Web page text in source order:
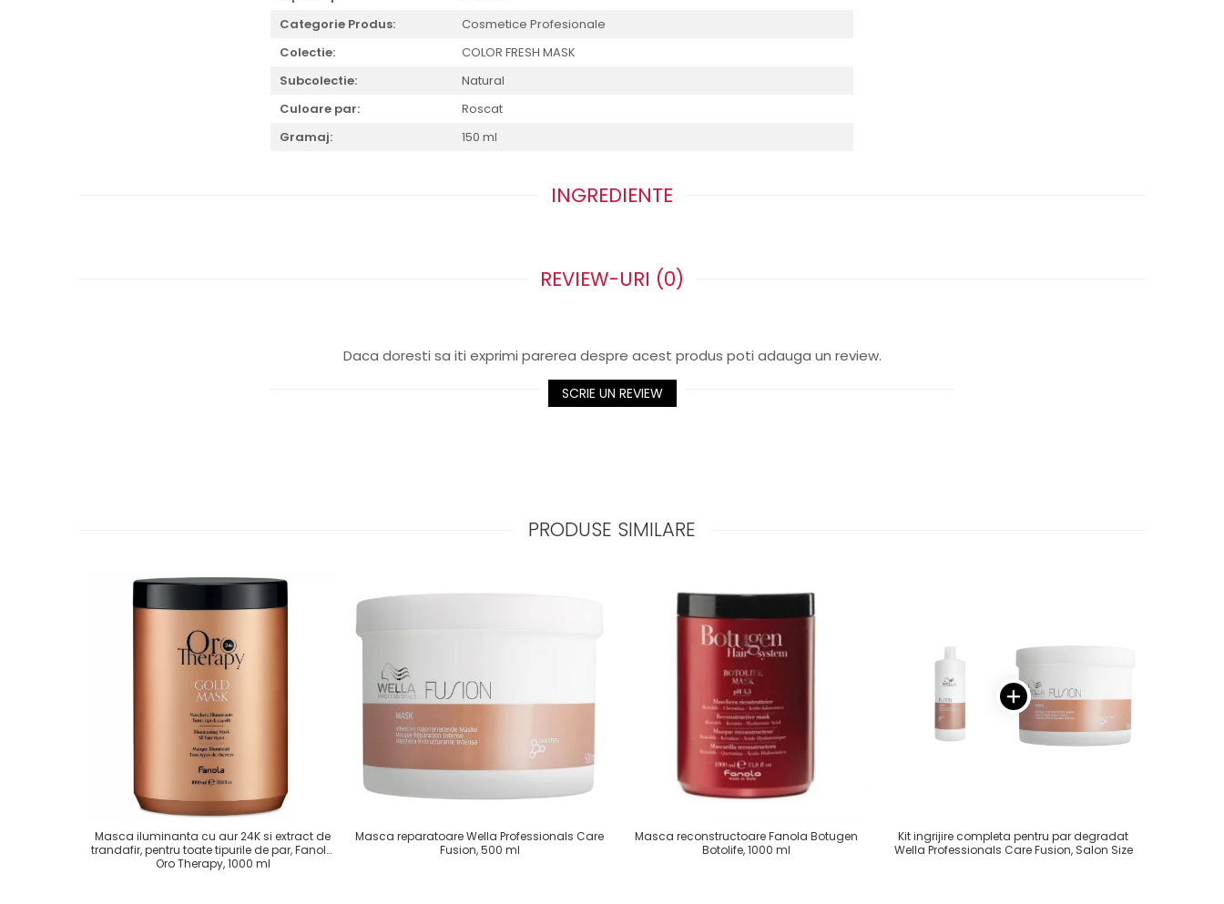
Categorie Produs:
Cosmetice Profesionale
Colectie:
COLOR FRESH MASK
Subcolectie:
Natural
Culoare par:
Roscat
Gramaj:
150 ml
INGREDIENTE
REVIEW-URI (0)
Daca doresti sa iti exprimi parerea despre acest produs poti adauga un review.
SCRIE UN REVIEW
PRODUSE SIMILARE
Masca iluminanta cu aur 24K si extract de
trandafir, pentru toate tipurile de par, Fanola
Oro Therapy, 1000 ml
Masca reparatoare Wella Professionals Care
Fusion, 500 ml
Masca reconstructoare Fanola Botugen
Botolife, 1000 ml
Kit ingrijire completa pentru par degradat
Wella Professionals Care Fusion, Salon Size